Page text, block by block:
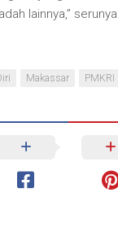
lainnya,”
Makassar PMKRI